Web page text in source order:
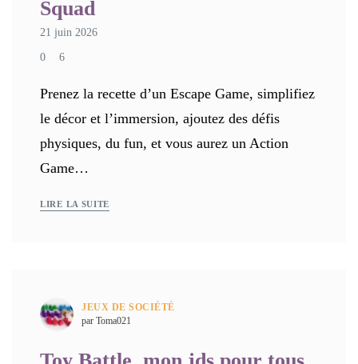
Squad
21 juin 2026
0 6
Prenez la recette d’un Escape Game, simplifiez
le décor et l’immersion, ajoutez des défis
physiques, du fun, et vous aurez un Action
Game…
LIRE LA SUITE
JEUX DE SOCIÉTÉ
par Toma021